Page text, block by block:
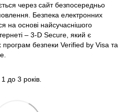
через сайт безпосередньо
Безпека електронних
на основі найсучаснішого
– 3-D Secure, який є
безпеки Verified by Visa та
до 3 років.